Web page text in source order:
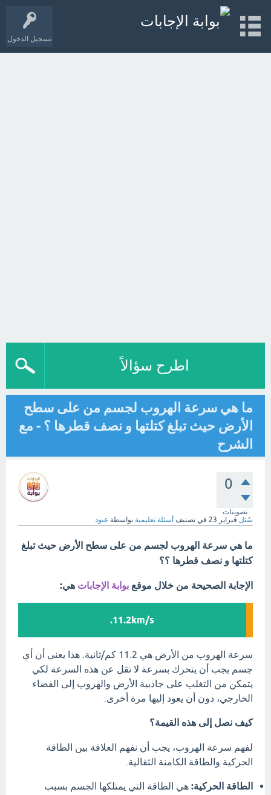
تسجيل الدخول
اطرح سؤالاً
ما هي سرعة الهروب لجسم من على سطح
الأرض حيث تبلغ كتلتها و نصف قطرها ؟ - مع
الشرح
0
تصويتات
سُئل فبراير 23 في تصنيف أسئلة تعليمية بواسطة عبود
ما هي سرعة الهروب لجسم من على سطح الأرض حيث تبلغ
كتلتها و نصف قطرها ؟؟
الإجابة الصحيحة من خلال موقع بوابة الإجابات هي:
11.2km/s.
سرعة الهروب من الأرض هي 11.2 كم/ثانية. هذا يعني أن أي
جسم يجب أن يتحرك بسرعة لا تقل عن هذه السرعة لكي
يتمكن من التغلب على جاذبية الأرض والهروب إلى الفضاء
الخارجي، دون أن يعود إليها مرة أخرى.
كيف نصل إلى هذه القيمة؟
لفهم سرعة الهروب، يجب أن نفهم العلاقة بين الطاقة
الحركية والطاقة الكامنة الثقالية.
الطاقة الحركية: هي الطاقة التي يمتلكها الجسم بسبب